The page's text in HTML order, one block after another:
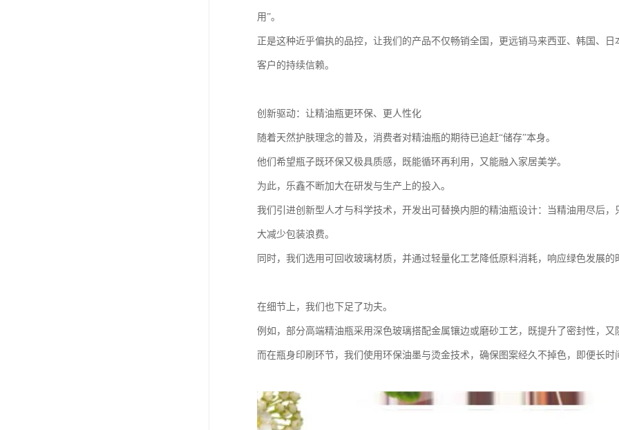
用”。
正是这种近乎偏执的品控，让我们的产品不仅畅销全国，更远销马来西亚、韩国、
客户的持续信赖。
创新驱动：让精油瓶更环保、更人性化
随着天然护肤理念的普及，消费者对精油瓶的期待已追赶“储存”本身。
他们希望瓶子既环保又极具质感，既能循环再利用，又能融入家居美学。
为此，乐鑫不断加大在研发与生产上的投入。
我们引进创新型人才与科学技术，开发出可替换内胆的精油瓶设计：当精油用尽后
大减少包装浪费。
同时，我们选用可回收玻璃材质，并通过轻量化工艺降低原料消耗，响应绿色发展的
在细节上，我们也下足了功夫。
例如，部分高端精油瓶采用深色玻璃搭配金属镶边或磨砂工艺，既提升了密封性，
而在瓶身印刷环节，我们使用环保油墨与烫金技术，确保图案经久不掉色，即便长